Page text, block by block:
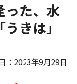
った、水
きは」
：2023年9月29日